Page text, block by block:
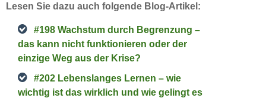
Lesen Sie dazu auch folgende Blog-Artikel:
#198 Wachstum durch Begrenzung –
das kann nicht funktionieren oder der
einzige Weg aus der Krise?
#202 Lebenslanges Lernen – wie
wichtig ist das wirklich und wie gelingt es